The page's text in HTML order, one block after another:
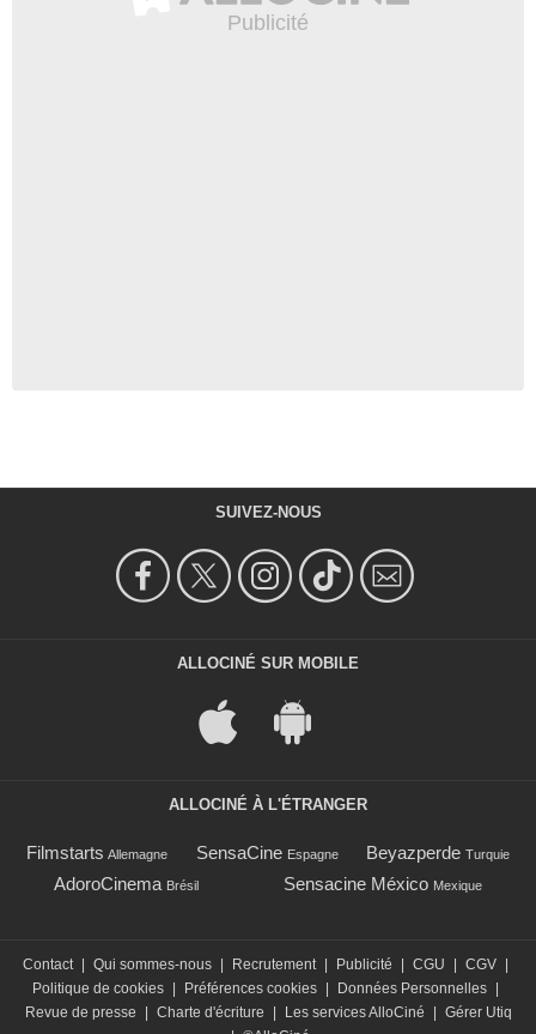
SUIVEZ-NOUS
ALLOCINÉ SUR MOBILE
ALLOCINÉ À L'ÉTRANGER
Filmstarts Allemagne SensaCine Espagne Beyazperde Turquie
AdoroCinema Brésil Sensacine México Mexique
Contact Qui sommes-nous Recrutement Publicité CGU CGV
Politique de cookies
Préférences cookies Données Personnelles
Revue de presse
Charte d'écriture Les services AlloCiné
Gérer Utiq